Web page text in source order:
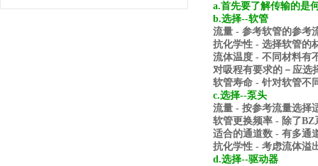
a.首先要了解传输的是
b.选择--软管
流量 - 参考软管的参考
抗化学性 - 选择软管的
流体温度 - 不同材料有
对吸程有要求的－应选
软管寿命 - 针对软管不
c.选择--泵头
流量 - 按参考流量选择
软管更换频率 - 除了
适合的通道数 - 有多通
抗化学性 - 考虑流体溢
d.选择--驱动器